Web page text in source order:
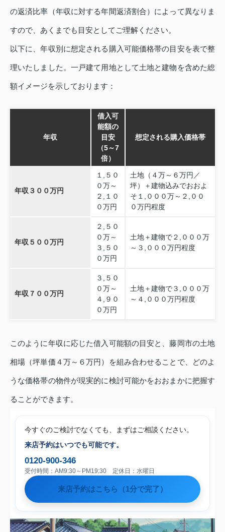
の返済比率（年収に対する年間返済割合）によって異なりま
すので、あくまでも目安としてご理解ください。
以下に、年収別に想定される購入可能価格帯の目安を表で整
理いたしました。一戸建て用地として土地と建物を含めた総
額イメージを示しております：
年収
借入可
能額の
目安
（5～7
倍）
想定される購入価格帯
年収３００万円
１,５０
０万～
２,１０
０万円
土地（４万～６万円／
坪）＋建物込みでおおよ
そ１,０００万～２,００
０万円程度
年収５００万円
２,５０
０万～
３,５０
０万円
土地＋建物で２,０００万
～３,０００万円程度
年収７００万円
３,５０
０万～
４,９０
０万円
土地＋建物で３,０００万
～４,０００万円程度
このように年収に応じた借入可能額の目安と、藤岡市の土地
相場（坪単価４万～６万円）を組み合わせることで、どのよ
うな価格帯の物件が現実的に検討可能かをおおまかに把握す
ることができます。
今すぐのご検討でなくても、まずはご相談ください。
来店予約はいつでも可能です。
0120-900-346
受付時間：AM9:30～PM19:30 定休日：水曜日
来店予約はこちら（1分で完了）